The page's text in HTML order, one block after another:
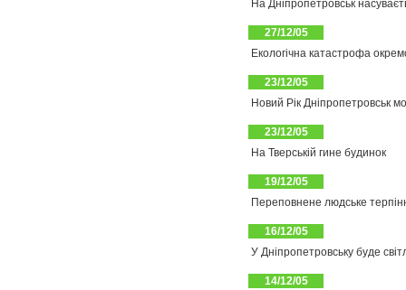
На Дніпропетровськ
27/12/05
Екологічна катастрофа
23/12/05
Новий Рік Дніпропетровськ
23/12/05
На Тверській гине будинок
19/12/05
Переповнене людське
16/12/05
У Дніпропетровську буде
14/12/05